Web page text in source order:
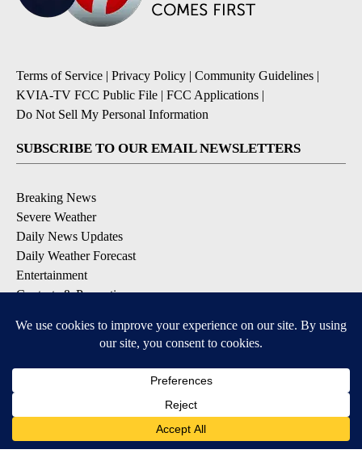
Terms of Service | Privacy Policy | Community Guidelines |
KVIA-TV FCC Public File | FCC Applications |
Do Not Sell My Personal Information
SUBSCRIBE TO OUR EMAIL NEWSLETTERS
Breaking News
Severe Weather
Daily News Updates
Daily Weather Forecast
Entertainment
Contests & Promotions
DOWNLOAD OUR APPS
Available for iOS and Android